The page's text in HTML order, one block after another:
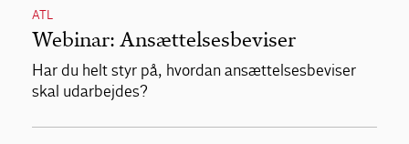
ATL
Webinar: Ansættelsesbeviser
Har du helt styr på, hvordan ansættelsesbeviser
skal udarbejdes?